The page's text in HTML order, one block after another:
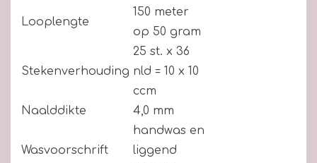
Looplengte
150 meter
op 50 gram
Stekenverhouding
25 st. x 36
nld = 10 x 10
ccm
Naalddikte
4,0 mm
Wasvoorschrift
handwas en
liggend